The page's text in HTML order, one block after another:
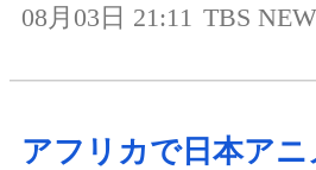
08月03日 21:11 TBS
アフリカで日本アニ